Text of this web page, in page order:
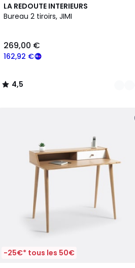
LA REDOUTE INTERIEURS
Bureau 2 tiroirs, JIMI
162,92 €
269,00 €
4,5
/ 5
2
Couleurs
4,5
/
-25€* tous les 50€